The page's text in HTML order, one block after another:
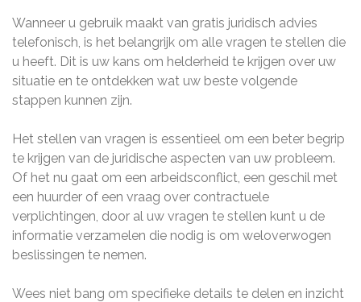
Wanneer u gebruik maakt van gratis juridisch advies
telefonisch, is het belangrijk om alle vragen te stellen die
u heeft. Dit is uw kans om helderheid te krijgen over uw
situatie en te ontdekken wat uw beste volgende
stappen kunnen zijn.
Het stellen van vragen is essentieel om een beter begrip
te krijgen van de juridische aspecten van uw probleem.
Of het nu gaat om een arbeidsconflict, een geschil met
een huurder of een vraag over contractuele
verplichtingen, door al uw vragen te stellen kunt u de
informatie verzamelen die nodig is om weloverwogen
beslissingen te nemen.
Wees niet bang om specifieke details te delen en inzicht